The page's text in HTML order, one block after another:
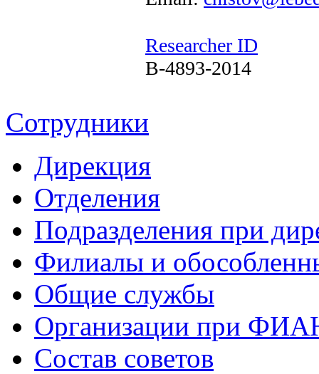
Researcher ID
B-4893-2014
Сотрудники
Дирекция
Отделения
Подразделения при
Филиалы и
Общие службы
Организации при
Состав советов